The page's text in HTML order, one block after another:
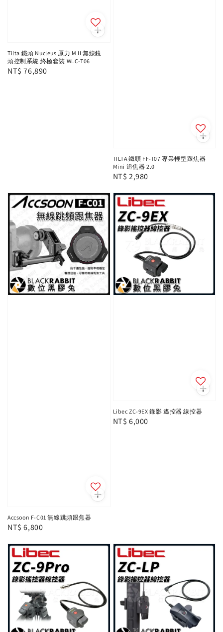
Tilta 鐵頭 Nucleus 原力 M II 無線鏡
頭控制系統 終極套裝 WLC-T06
Regular
NT$ 76,890
TILTA 鐵頭 FF-T07 專業輕型跟焦器
Mini 追焦器 2.0
Regular
NT$ 2,980
Accsoon F-C01 無線跳頻跟焦器
Regular
NT$ 6,800
Libec ZC-9EX 錄影 遙控器 線控器
Regular
NT$ 6,000